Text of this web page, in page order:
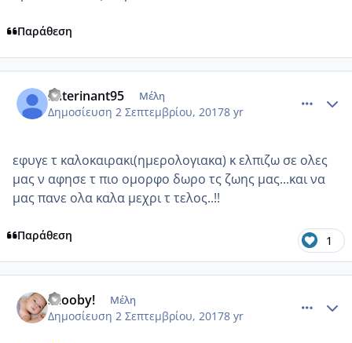
Παράθεση
katerinant95 Μέλη
Δημοσίευση 2 Σεπτεμβρίου, 20178 yr
εφυγε τ καλοκαιρακι(ημερολογιακα) κ ελπιζω σε ολες
μας ν αφησε τ πιο ομορφο δωρο τς ζωης μας...και να
μας πανε ολα καλα μεχρι τ τελος..!!
Παράθεση 1
Scooby! Μέλη
Δημοσίευση 2 Σεπτεμβρίου, 20178 yr